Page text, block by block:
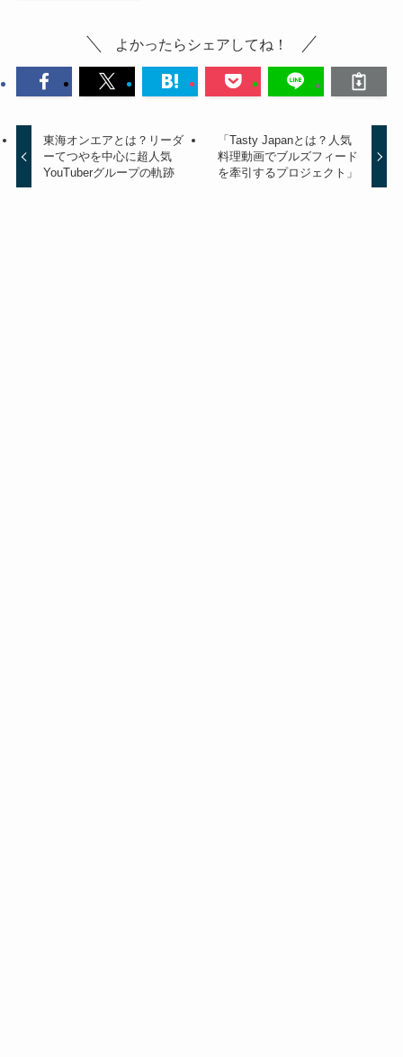
よかったらシェアしてね！
東海オンエアとは？リーダ
ーてつやを中心に超人気
YouTuberグループの軌跡
「Tasty Japanとは？人気
料理動画でブルズフィード
を牽引するプロジェクト」